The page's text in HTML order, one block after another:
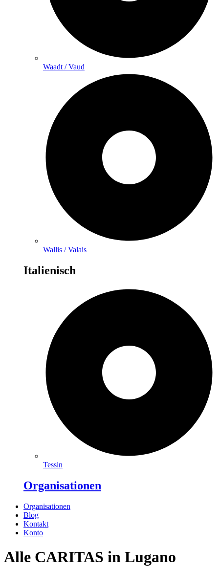
Waadt / Vaud
Wallis / Valais
Italienisch
Tessin
Organisationen
Organisationen
Blog
Kontakt
Konto
Alle CARITAS in Lugano